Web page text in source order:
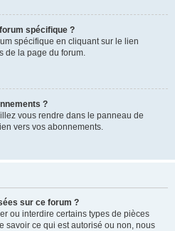
spécifique ?
spécifique en cliquant sur le lien
de la page du forum.
?
vous rendre dans le panneau de
vers vos abonnements.
sur ce forum ?
ou interdire certains types de pièces
savoir ce qui est autorisé ou non, nous